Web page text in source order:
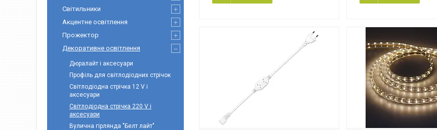
5464 5922
Світильники
Акцентне освітлення
Прожектор
Декоративне освітлення
Дюралайт і аксесуари
Профіль для світлодіодних стрічок
Світлодіодна стрічка 12 V і
аксесуари
Світлодіодна стрічка 220 V і
аксесуари
Вулична гірлянда "Белт лайт"